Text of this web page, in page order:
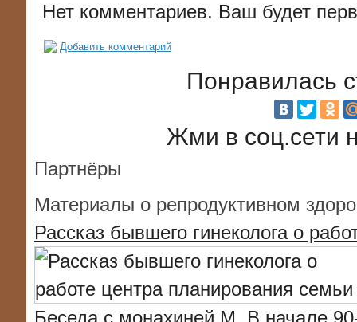
Нет комментариев. Ваш будет
Добавить комментарий
Понравилась
Жми в соц.сети
Партнёры
Материалы о репродуктивном
Рассказ бывшего гинеколога о
Беседа с монахиней М. В начале